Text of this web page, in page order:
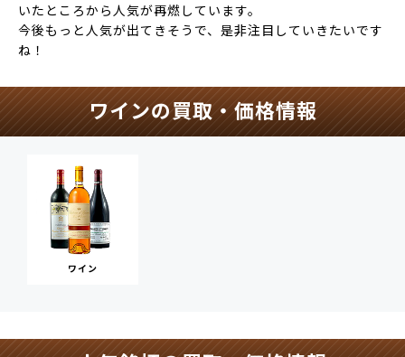
いたところから人気が再燃しています。
今後もっと人気が出てきそうで、是非注目していきたいです
ね！
ワインの買取・価格情報
ワイン